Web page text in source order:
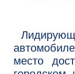
место